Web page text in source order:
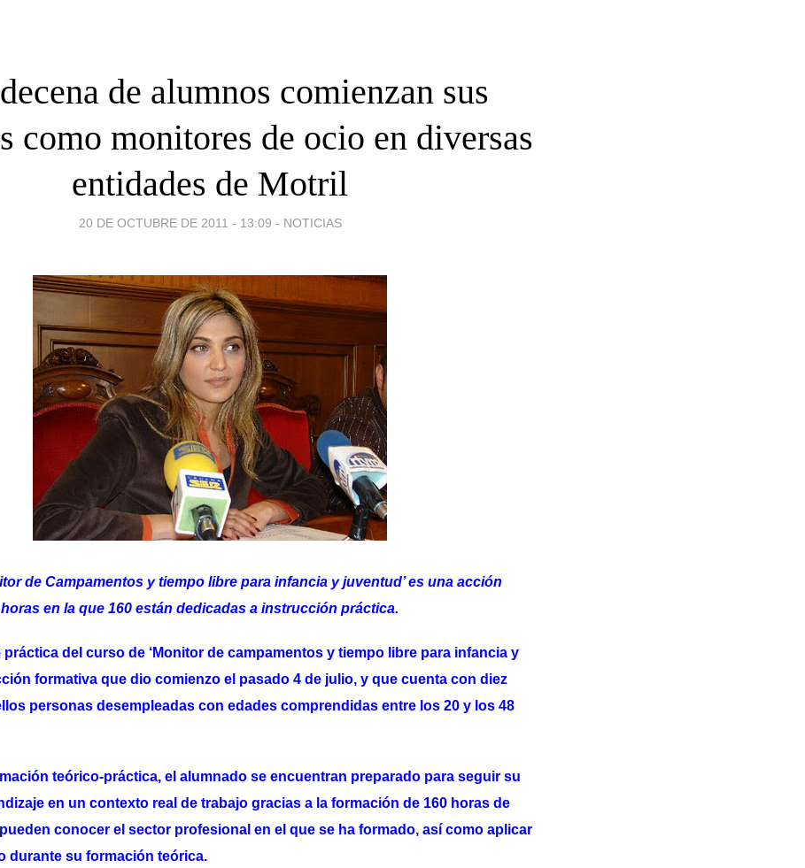
de alumnos comienzan sus
como monitores de ocio en diversas
entidades de Motril
20 DE OCTUBRE DE 2011 - 13:09 - NOTICIAS
de Campamentos y tiempo libre para infancia y juventud’ es una acción
en la que 160 están dedicadas a instrucción práctica.
práctica del curso de ‘Monitor de campamentos y tiempo libre para infancia y
formativa que dio comienzo el pasado 4 de julio, y que cuenta con diez
personas desempleadas con edades comprendidas entre los 20 y los 48
teórico-práctica, el alumnado se encuentran preparado para seguir su
en un contexto real de trabajo gracias a la formación de 160 horas de
conocer el sector profesional en el que se ha formado, así como aplicar
durante su formación teórica.